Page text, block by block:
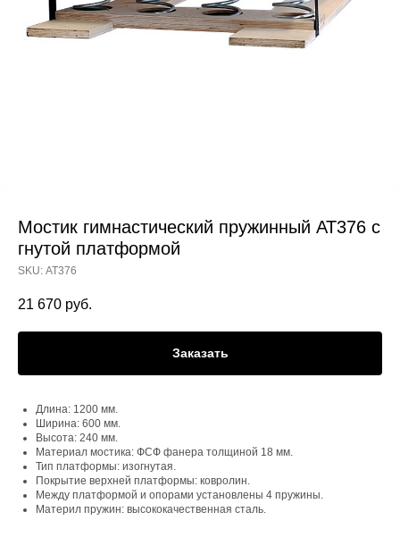
Мостик гимнастический пружинный АТ376 с
гнутой платформой
SKU: АТ376
21 670 руб.
Заказать
Длина: 1200 мм.
Ширина: 600 мм.
Высота: 240 мм.
Материал мостика: ФСФ фанера толщиной 18 мм.
Тип платформы: изогнутая.
Покрытие верхней платформы: ковролин.
Между платформой и опорами установлены 4 пружины.
Материл пружин: высококачественная сталь.